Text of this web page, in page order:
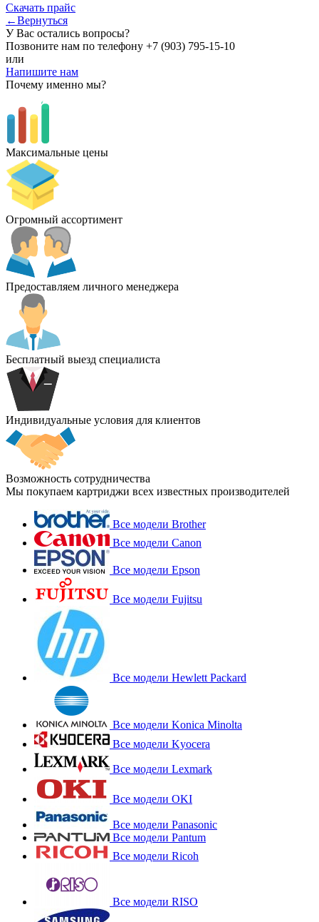
Скачать прайс
←Вернуться
У Вас остались вопросы?
Позвоните нам по телефону +7 (903) 795-15-10
или
Напишите нам
Почему именно мы?
Максимальные цены
Огромный ассортимент
Предоставляем личного менеджера
Бесплатный выезд специалиста
Индивидуальные условия для клиентов
Возможность сотрудничества
Мы покупаем картриджи всех известных производителей
Все модели Brother
Все модели Canon
Все модели Epson
Все модели Fujitsu
Все модели Hewlett Packard
Все модели Konica Minolta
Все модели Kyocera
Все модели Lexmark
Все модели OKI
Все модели Panasonic
Все модели Pantum
Все модели Ricoh
Все модели RISO